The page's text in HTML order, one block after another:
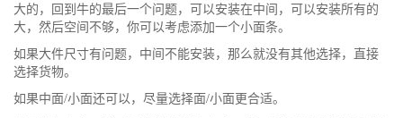
大的，回到牛的最后一个问题，可以安装在中间，可以安装所有的
大，然后空间不够，你可以考虑添加一个小面条。
如果大件尺寸有问题，中间不能安装，那么就没有其他选择，直接
选择货物。
如果中面/小面还可以，尽量选择面/小面更合适。